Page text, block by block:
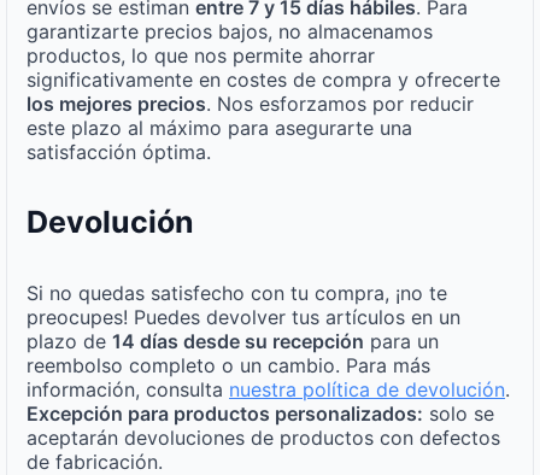
envíos se estiman entre 7 y 15 días hábiles. Para
garantizarte precios bajos, no almacenamos
productos, lo que nos permite ahorrar
significativamente en costes de compra y ofrecerte
los mejores precios. Nos esforzamos por reducir
este plazo al máximo para asegurarte una
satisfacción óptima.
Devolución
Si no quedas satisfecho con tu compra, ¡no te
preocupes! Puedes devolver tus artículos en un
plazo de 14 días desde su recepción para un
reembolso completo o un cambio. Para más
información, consulta nuestra política de devolución.
Excepción para productos personalizados: solo se
aceptarán devoluciones de productos con defectos
de fabricación.